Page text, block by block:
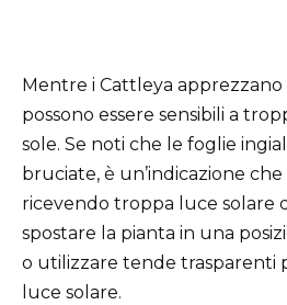
Mentre i Cattleya
possono essere sensibili a
sole. Se noti che le foglie
bruciate, è un’indicazione che
ricevendo troppa luce solare
spostare la pianta in una
o utilizzare tende trasparenti
luce solare.